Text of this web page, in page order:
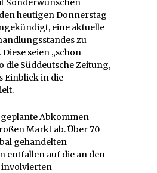
Sonderwünschen
heutigen Donnerstag
eine aktuelle
zu
seien „schon
die Süddeutsche Zeitung,
Einblick in die
geplante Abkommen
Markt ab. Über 70
gehandelten
entfallen auf die an den